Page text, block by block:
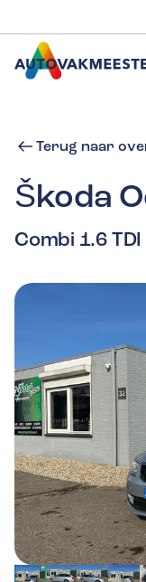
Terug naar
Škoda
Combi 1.6